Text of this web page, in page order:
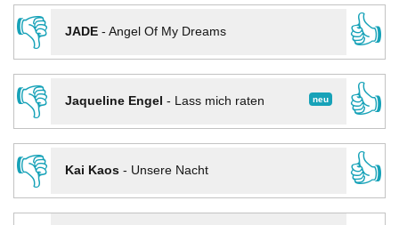
👎
JADE- Angel Of My Dreams
👍
👎
neu
Jaqueline Engel - Lass mich raten
👍
👎
Kai Kaos- Unsere Nacht
👍